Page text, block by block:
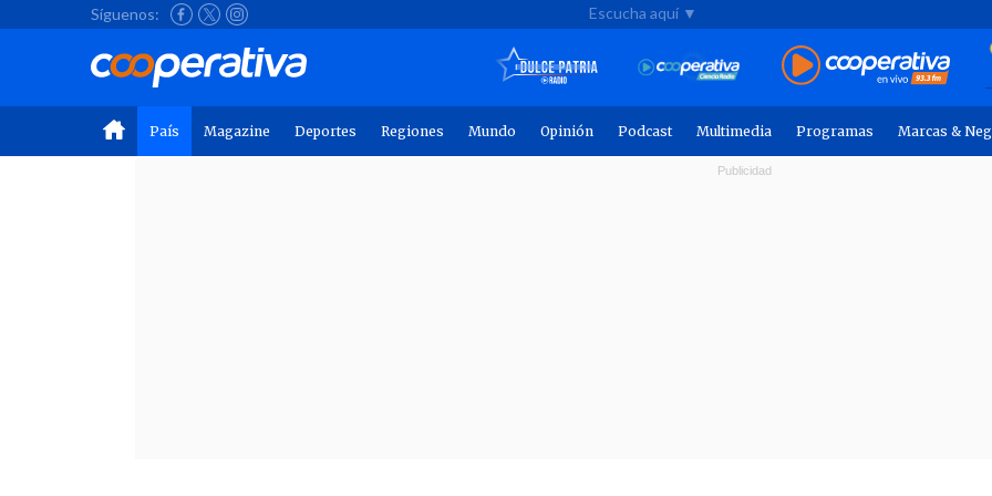
Síguenos: Escucha aquí ▼
País Magazine Deportes Regiones Mundo Opinión Podcast Multimedia Programas Marcas &